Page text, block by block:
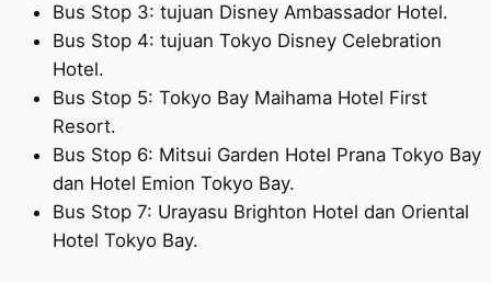
Bus Stop 3: tujuan Disney Ambassador Hotel.
Bus Stop 4: tujuan Tokyo Disney Celebration
Hotel.
Bus Stop 5: Tokyo Bay Maihama Hotel First
Resort.
Bus Stop 6: Mitsui Garden Hotel Prana Tokyo Bay
dan Hotel Emion Tokyo Bay.
Bus Stop 7: Urayasu Brighton Hotel dan Oriental
Hotel Tokyo Bay.